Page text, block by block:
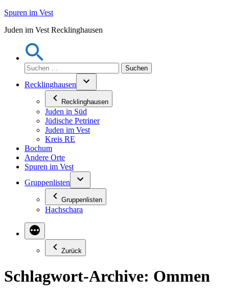
Zum
springen
Spuren im Vest
Juden im Vest Recklinghausen
Suchen
nach:
Recklinghausen
Recklinghausen
Juden in Süd
Jüdische Petriner
Juden im Vest
Kreis RE
Bochum
Andere Orte
Spuren im Vest
Gruppenlisten
Gruppenlisten
Hachschara
Zurück
Schlagwort-Archive: Ommen